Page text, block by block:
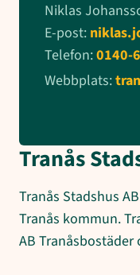
Niklas
E-post:
Telefon:0140-
Webbplats:
Tranås
Tranås Stadshus
Tranås kommun.
AB Tranåsbostäder